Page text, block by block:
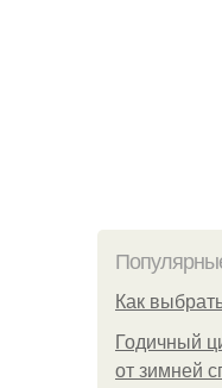
Как
Годичный
от зимней